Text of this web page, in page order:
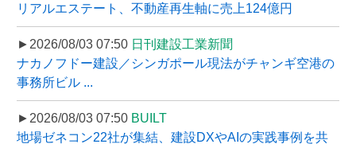
リアルエステート、不動産再生軸に売上124億円
►2026/08/03 07:50 日刊建設工業新聞
ナカノフドー建設／シンガポール現法がチャンギ空港の
事務所ビル ...
►2026/08/03 07:50 BUILT
地場ゼネコン22社が集結、建設DXやAIの実践事例を共